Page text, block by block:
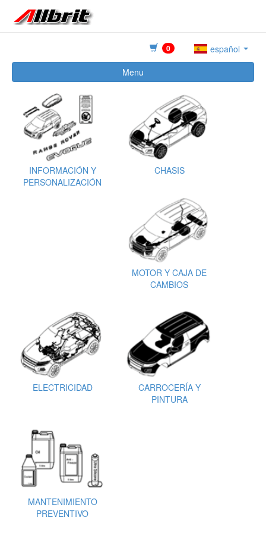
0
español
Menu
INFORMACIÓN Y
PERSONALIZACIÓN
CHASIS
MOTOR Y CAJA DE
CAMBIOS
ELECTRICIDAD
CARROCERÍA Y
PINTURA
MANTENIMIENTO
PREVENTIVO